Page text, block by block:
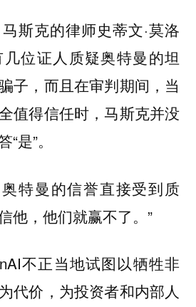
斯克的律师史蒂文·莫洛
位证人质疑奥特曼的坦
子，而且在审判期间，当
值得信任时，马斯克并没
是”。
特曼的信誉直接受到质
他，他们就赢不了。”
不正当地试图以牺牲非
代价，为投资者和内部人